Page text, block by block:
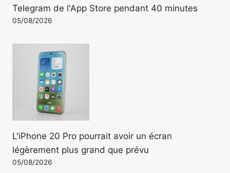
Telegram de l'App Store pendant 40 minutes
05/08/2026
L'iPhone 20 Pro pourrait avoir un écran
légèrement plus grand que prévu
05/08/2026